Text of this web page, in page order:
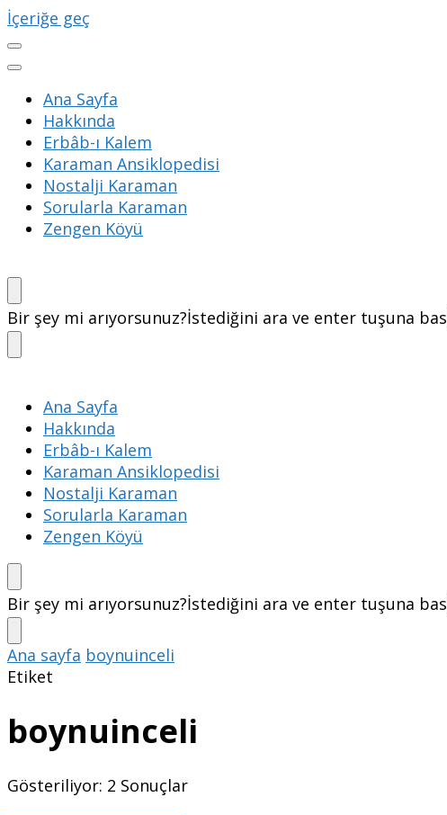
İçeriğe geç
Ana Sayfa
Hakkında
Erbâb-ı Kalem
Karaman Ansiklopedisi
Nostalji Karaman
Sorularla Karaman
Zengen Köyü
Bir şey mi arıyorsunuz?İstediğini ara ve enter tuşuna bas
Ana Sayfa
Hakkında
Erbâb-ı Kalem
Karaman Ansiklopedisi
Nostalji Karaman
Sorularla Karaman
Zengen Köyü
Bir şey mi arıyorsunuz?İstediğini ara ve enter tuşuna bas
Ana sayfa boynuinceli
Etiket
boynuinceli
Gösteriliyor: 2 Sonuçlar